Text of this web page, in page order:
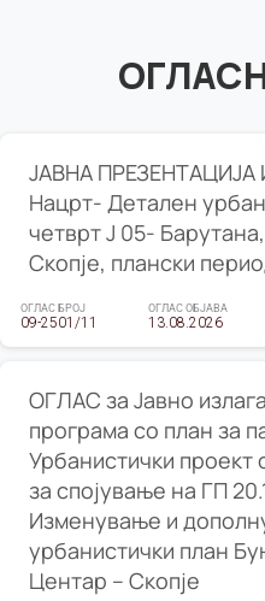
ЈАВНА ПРЕЗЕНТАЦИЈА
Нацрт- Детален
четврт Ј 05-
Скопје, плански
ОГЛАС БРОЈ
09-2501/11
ОГЛАС ОБЈАВА
13.08.2026
ОГЛАС за Јавно
програма со план за
Урбанистички проект
за спојување на ГП
Изменување и
урбанистички план
Центар – Скопје